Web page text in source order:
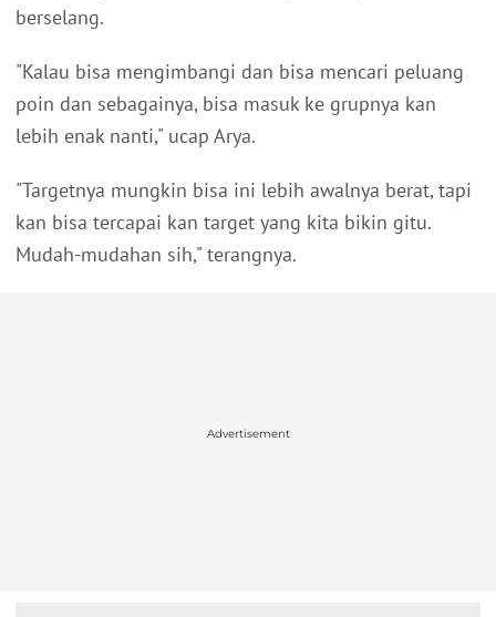
berselang.
"Kalau bisa mengimbangi dan bisa mencari peluang
poin dan sebagainya, bisa masuk ke grupnya kan
lebih enak nanti," ucap Arya.
"Targetnya mungkin bisa ini lebih awalnya berat, tapi
kan bisa tercapai kan target yang kita bikin gitu.
Mudah-mudahan sih," terangnya.
Advertisement